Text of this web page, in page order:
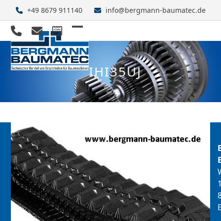
content
+49 8679 911140 info@bergmann-baumatec.de
Open
mobile
menu
Close
mobile
menuIHI35UJ